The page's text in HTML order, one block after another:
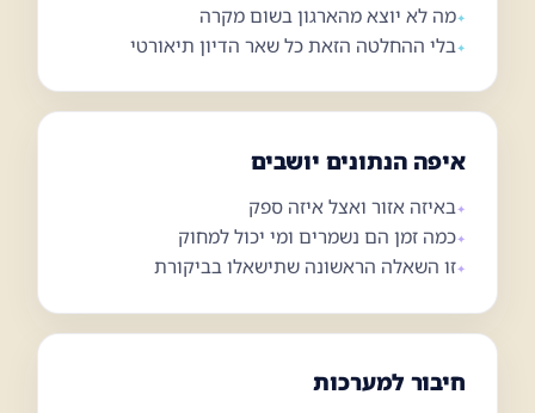
מה לא יוצא מהארגון בשום מקרה
בלי ההחלטה הזאת כל שאר הדיון תיאורטי
איפה הנתונים יושבים
באיזה אזור ואצל איזה ספק
כמה זמן הם נשמרים ומי יכול למחוק
זו השאלה הראשונה שתישאלו בביקורת
חיבור למערכות